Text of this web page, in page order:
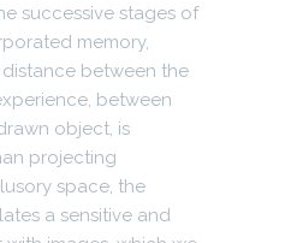
successive stages of
memory,
between the
between
object, is
projecting
space, the
a sensitive and